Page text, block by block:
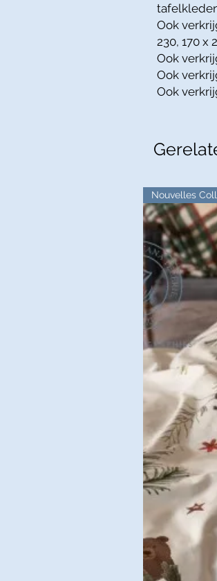
Ook
230, 170 x
Ook
Ook
Ook
Nouvelles